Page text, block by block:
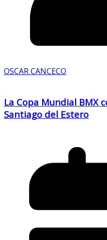
OSCAR CANCECO
La Copa Mundial BMX
Santiago del Estero